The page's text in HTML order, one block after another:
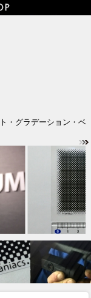
・グラデーション・ベ